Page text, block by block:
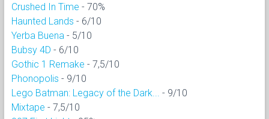
Crushed In Time - 70%
Haunted Lands - 6/10
Yerba Buena - 5/10
Bubsy 4D - 6/10
Gothic 1 Remake - 7,5/10
Phonopolis - 9/10
Lego Batman: Legacy of the Dark...
- 9/10
Mixtape - 7,5/10